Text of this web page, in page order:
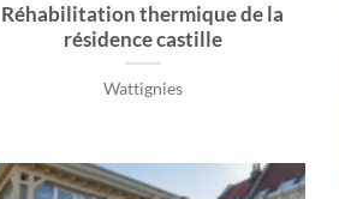
Réhabilitation thermique de la
résidence castille
Wattignies